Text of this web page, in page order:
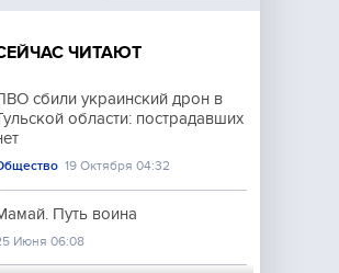
ЧИТАЮТ
сбили украинский дрон в
области: пострадавших
19 Октября 04:32
Путь воина
Июня 06:08